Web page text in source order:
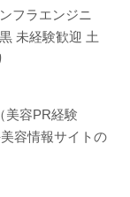
フラエンジニ
未経験歓迎 土
美容PR経験
容情報サイトの